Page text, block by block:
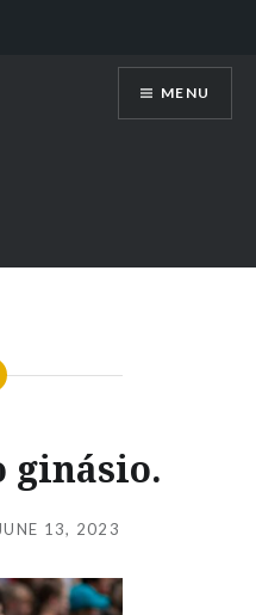
MENU
ginásio.
JUNE 13, 2023